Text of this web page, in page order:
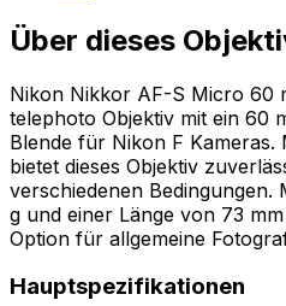
Über dieses
Nikon Nikkor AF-S Micro 60
telephoto Objektiv mit ein 60
Blende für Nikon F
bietet dieses Objektiv
verschiedenen Bedingungen.
g und einer Länge von 73
Option für allgemeine
Hauptspezifikationen